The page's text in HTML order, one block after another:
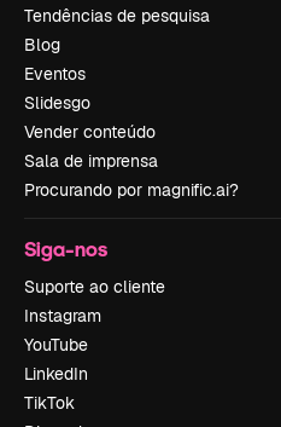
Tendências de pesquisa
Blog
Eventos
Slidesgo
Vender conteúdo
Sala de imprensa
Procurando por magnific.ai?
Siga-nos
Suporte ao cliente
Instagram
YouTube
LinkedIn
TikTok